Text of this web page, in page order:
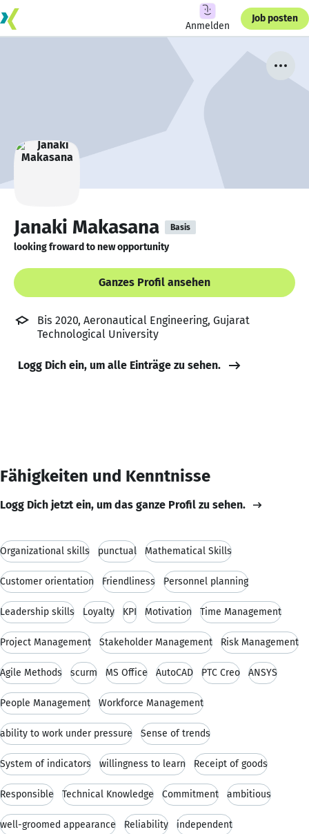
Anmelden
Job posten
Janaki Makasana Basis
looking froward to new opportunity
Ganzes Profil ansehen
Bis 2020, Aeronautical Engineering, Gujarat
Technological University
Logg Dich ein, um alle Einträge zu sehen.
Fähigkeiten und Kenntnisse
Logg Dich jetzt ein, um das ganze Profil zu sehen.
Organizational skills punctual Mathematical Skills
Customer orientation Friendliness Personnel planning
Leadership skills Loyalty KPI Motivation Time Management
Project Management Stakeholder Management Risk Management
Agile Methods scurm MS Office AutoCAD PTC Creo ANSYS
People Management Workforce Management
ability to work under pressure Sense of trends
System of indicators willingness to learn Receipt of goods
Responsible Technical Knowledge Commitment ambitious
well-groomed appearance Reliability independent